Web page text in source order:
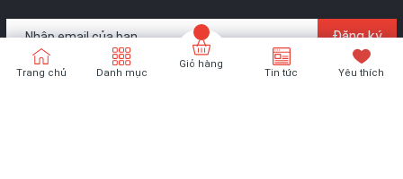
Đăng ký
Trang chủ Danh mục
Giỏ hàng
Tin tức Yêu thích